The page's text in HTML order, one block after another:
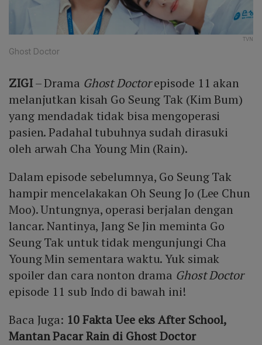
TVN
Ghost Doctor
ZIGI– Drama Ghost Doctorepisode 11 akan
melanjutkan kisah Go Seung Tak (Kim Bum)
yang mendadak tidak bisa mengoperasi
pasien. Padahal tubuhnya sudah dirasuki
oleh arwah Cha Young Min (Rain).
Dalam episode sebelumnya, Go Seung Tak
hampir mencelakakan Oh Seung Jo (Lee Chun
Moo). Untungnya, operasi berjalan dengan
lancar. Nantinya, Jang Se Jin meminta Go
Seung Tak untuk tidak mengunjungi Cha
Young Min sementara waktu. Yuk simak
spoiler dan cara nonton drama Ghost Doctor
episode 11 sub Indo di bawah ini!
Baca Juga: 10 Fakta Uee eks After School,
Mantan Pacar Rain di Ghost Doctor